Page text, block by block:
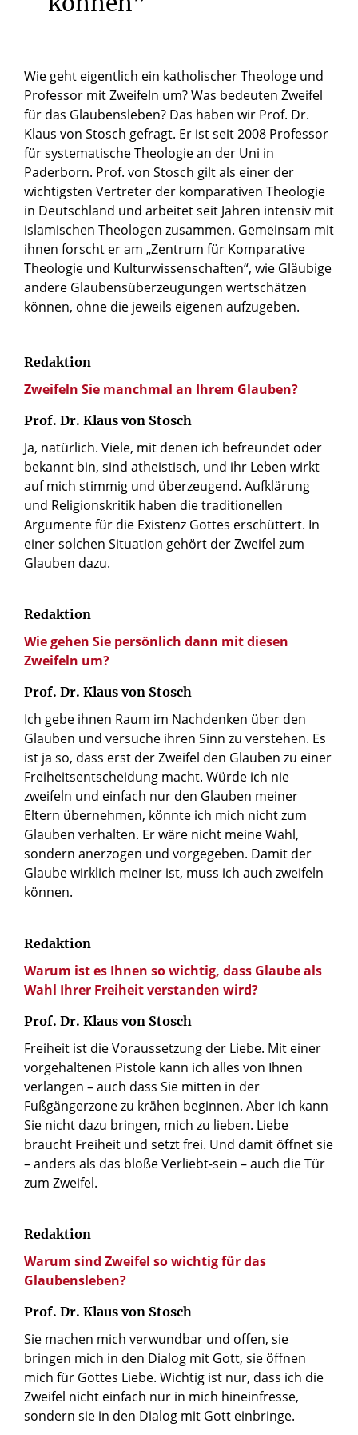
Wie geht eigentlich ein katholischer Theologe und
Professor mit Zweifeln um? Was bedeuten Zweifel
für das Glaubensleben? Das haben wir Prof. Dr.
Klaus von Stosch gefragt. Er ist seit 2008 Professor
für systematische Theologie an der Uni in
Paderborn. Prof. von Stosch gilt als einer der
wichtigsten Vertreter der komparativen Theologie
in Deutschland und arbeitet seit Jahren intensiv mit
islamischen Theologen zusammen. Gemeinsam mit
ihnen forscht er am „Zentrum für Komparative
Theologie und Kulturwissenschaften“, wie Gläubige
andere Glaubensüberzeugungen wertschätzen
können, ohne die jeweils eigenen aufzugeben.
Redaktion
Zweifeln Sie manchmal an Ihrem Glauben?
Prof. Dr. Klaus von Stosch
Ja, natürlich. Viele, mit denen ich befreundet oder
bekannt bin, sind atheistisch, und ihr Leben wirkt
auf mich stimmig und überzeugend. Aufklärung
und Religionskritik haben die traditionellen
Argumente für die Existenz Gottes erschüttert. In
einer solchen Situation gehört der Zweifel zum
Glauben dazu.
Redaktion
Wie gehen Sie persönlich dann mit diesen
Zweifeln um?
Prof. Dr. Klaus von Stosch
Ich gebe ihnen Raum im Nachdenken über den
Glauben und versuche ihren Sinn zu verstehen. Es
ist ja so, dass erst der Zweifel den Glauben zu einer
Freiheitsentscheidung macht. Würde ich nie
zweifeln und einfach nur den Glauben meiner
Eltern übernehmen, könnte ich mich nicht zum
Glauben verhalten. Er wäre nicht meine Wahl,
sondern anerzogen und vorgegeben. Damit der
Glaube wirklich meiner ist, muss ich auch zweifeln
können.
Redaktion
Warum ist es Ihnen so wichtig, dass Glaube als
Wahl Ihrer Freiheit verstanden wird?
Prof. Dr. Klaus von Stosch
Freiheit ist die Voraussetzung der Liebe. Mit einer
vorgehaltenen Pistole kann ich alles von Ihnen
verlangen – auch dass Sie mitten in der
Fußgängerzone zu krähen beginnen. Aber ich kann
Sie nicht dazu bringen, mich zu lieben. Liebe
braucht Freiheit und setzt frei. Und damit öffnet sie
– anders als das bloße Verliebt-sein – auch die Tür
zum Zweifel.
Redaktion
Warum sind Zweifel so wichtig für das
Glaubensleben?
Prof. Dr. Klaus von Stosch
Sie machen mich verwundbar und offen, sie
bringen mich in den Dialog mit Gott, sie öffnen
mich für Gottes Liebe. Wichtig ist nur, dass ich die
Zweifel nicht einfach nur in mich hineinfresse,
sondern sie in den Dialog mit Gott einbringe.